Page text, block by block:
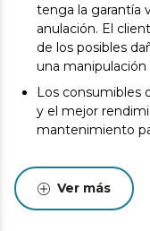
tenga la garantía
anulación. El
de los posibles
una
Los consumibles
y el mejor
mantenimiento
Ver más